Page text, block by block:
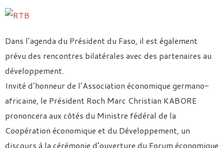
Dans l’agenda du Président du Faso, il est également
prévu des rencontres bilatérales avec des partenaires au
développement.
Invité d’honneur de l’Association économique germano-
africaine, le Président Roch Marc Christian KABORE
prononcera aux côtés du Ministre fédéral de la
Coopération économique et du Développement, un
discours à la cérémonie d’ouverture du Forum économique